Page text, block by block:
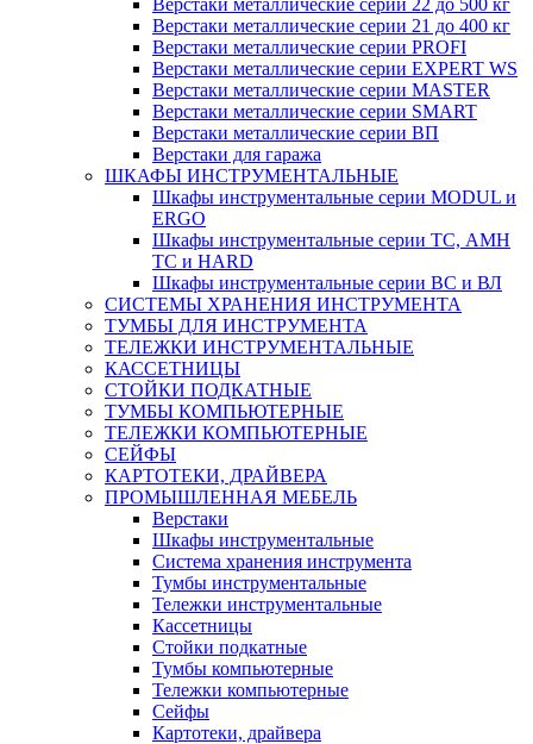
Верстаки металлические серии 21 до 400 кг
Верстаки металлические серии PROFI
Верстаки металлические серии EXPERT WS
Верстаки металлические серии MASTER
Верстаки металлические серии SMART
Верстаки металлические серии ВП
Верстаки для гаража
ШКАФЫ ИНСТРУМЕНТАЛЬНЫЕ
Шкафы инструментальные серии MODUL и
ERGO
Шкафы инструментальные серии ТС, АМН
ТС и HARD
Шкафы инструментальные серии ВС и ВЛ
СИСТЕМЫ ХРАНЕНИЯ ИНСТРУМЕНТА
ТУМБЫ ДЛЯ ИНСТРУМЕНТА
ТЕЛЕЖКИ ИНСТРУМЕНТАЛЬНЫЕ
КАССЕТНИЦЫ
СТОЙКИ ПОДКАТНЫЕ
ТУМБЫ КОМПЬЮТЕРНЫЕ
ТЕЛЕЖКИ КОМПЬЮТЕРНЫЕ
СЕЙФЫ
КАРТОТЕКИ, ДРАЙВЕРА
ПРОМЫШЛЕННАЯ МЕБЕЛЬ
Верстаки
Шкафы инструментальные
Система хранения инструмента
Тумбы инструментальные
Тележки инструментальные
Кассетницы
Стойки подкатные
Тумбы компьютерные
Тележки компьютерные
Сейфы
Картотеки, драйвера